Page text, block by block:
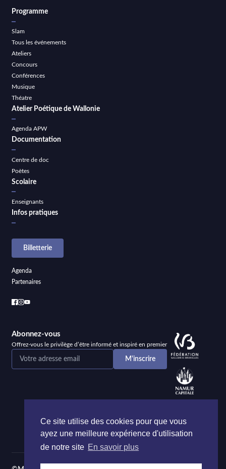
Programme
Slam
Tous les événements
Ateliers
Concours
Conférences
Musique
Théatre
Atelier Poétique de Wallonie
Agenda APW
Documentation
Centre de doc
Poètes
Scolaire
Enseignants
Infos pratiques
Billetterie
Agenda
Partenaires
Abonnez-vous
Offrez-vous le privilège d’être informé et inspiré en premier
Ce site utilise des cookies pour que vous
ayez une meilleure expérience d'utilisation
de notre site En savoir plus